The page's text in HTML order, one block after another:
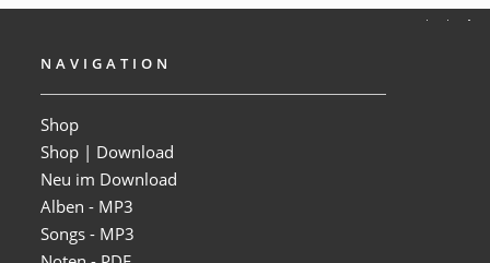
NAVIGATION
Shop
Shop | Download
Neu im Download
Alben - MP3
Songs - MP3